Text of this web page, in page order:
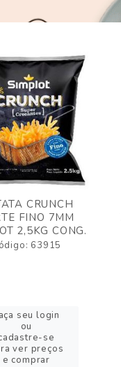
CRUNCH
FINO 7MM
2,5KG CONG.
63915
seu login
ou
se
ver preços
e comprar